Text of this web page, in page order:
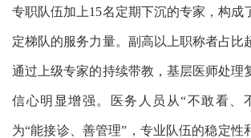
专职队伍加上15名定期下沉的专家，构成
定梯队的服务力量。副高以上职称者占比
通过上级专家的持续带教，基层医师处理
信心明显增强。医务人员从“不敢看、
为“能接诊、善管理”，专业队伍的稳定性